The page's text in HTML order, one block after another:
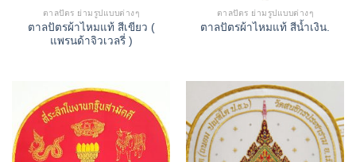
ตาลปัตร ย่ามรูปแบบต่างๆ
ตาลปัตรผ้าไหมแท้ สีเขียว (
แพรนด้าจิวเวลรี่ )
ตาลปัตร ย่ามรูปแบบต่างๆ
ตาลปัตรผ้าไหมแท้ สีน้ำเงิน.